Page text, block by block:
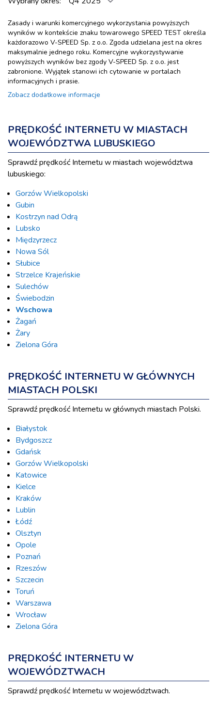
Zasady i warunki komercyjnego wykorzystania powyższych
wyników w kontekście znaku towarowego SPEED TEST określa
każdorazowo V-SPEED Sp. z o.o. Zgoda udzielana jest na okres
maksymalnie jednego roku. Komercyjne wykorzystywanie
powyższych wyników bez zgody V-SPEED Sp. z o.o. jest
zabronione. Wyjątek stanowi ich cytowanie w portalach
informacyjnych i prasie.
Zobacz dodatkowe informacje
PRĘDKOŚĆ INTERNETU W MIASTACH
WOJEWÓDZTWA LUBUSKIEGO
Sprawdź prędkość Internetu w miastach województwa
lubuskiego:
Gorzów Wielkopolski
Gubin
Kostrzyn nad Odrą
Lubsko
Międzyrzecz
Nowa Sól
Słubice
Strzelce Krajeńskie
Sulechów
Świebodzin
Wschowa
Żagań
Żary
Zielona Góra
PRĘDKOŚĆ INTERNETU W GŁÓWNYCH
MIASTACH POLSKI
Sprawdź prędkość Internetu w głównych miastach Polski.
Białystok
Bydgoszcz
Gdańsk
Gorzów Wielkopolski
Katowice
Kielce
Kraków
Lublin
Łódź
Olsztyn
Opole
Poznań
Rzeszów
Szczecin
Toruń
Warszawa
Wrocław
Zielona Góra
PRĘDKOŚĆ INTERNETU W
WOJEWÓDZTWACH
Sprawdź prędkość Internetu w województwach.